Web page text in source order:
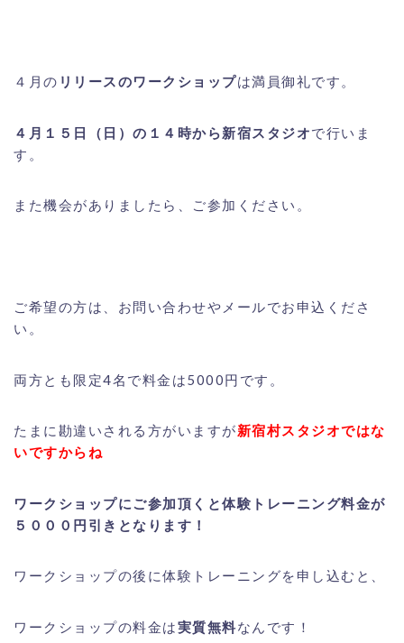
４月の リリースのワークショップは満員御礼です。
４月１５日（日）の１４時から新宿スタジオで行いま
す。
また機会がありましたら、ご参加ください。
ご希望の方は、お問い合わせやメールでお申込くださ
い。
両方とも限定4名で料金は5000円です。
たまに勘違いされる方がいますが新宿村スタジオではな
いですからね
ワークショップにご参加頂くと体験トレーニング料金が
５０００円引きとなります！
ワークショップの後に体験トレーニングを申し込むと、
ワークショップの料金は実質無料なんです！